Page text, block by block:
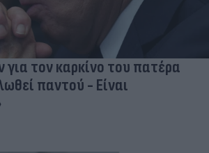
τον καρκίνο του πατέρα
παντού - Είναι